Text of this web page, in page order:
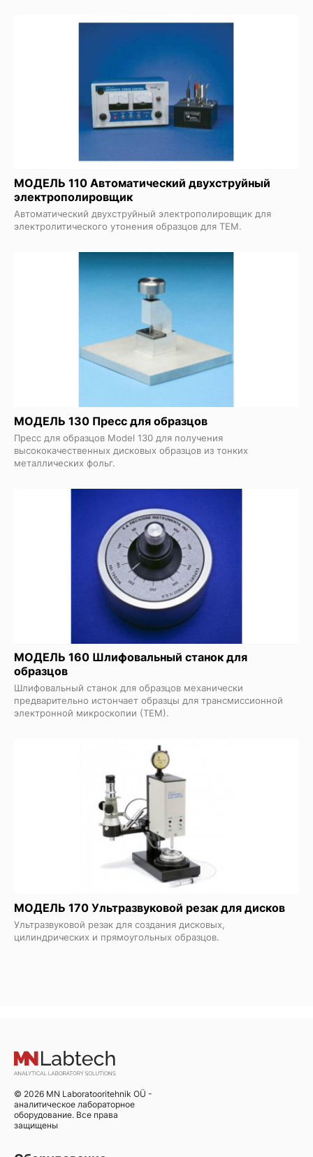
МОДЕЛЬ 110 Автоматический двухструйный
электрополировщик
Автоматический двухструйный электрополировщик для
электролитического утонения образцов для ТЕМ.
МОДЕЛЬ 130 Пресс для образцов
Пресс для образцов Model 130 для получения
высококачественных дисковых образцов из тонких
металлических фольг.
МОДЕЛЬ 160 Шлифовальный станок для
образцов
Шлифовальный станок для образцов механически
предварительно истончает образцы для трансмиссионной
электронной микроскопии (ТЕМ).
МОДЕЛЬ 170 Ультразвуковой резак для дисков
Ультразвуковой резак для создания дисковых,
цилиндрических и прямоугольных образцов.
© 2026 MN Laboratooritehnik OÜ -
аналитическое лабораторное
оборудование. Все права
защищены